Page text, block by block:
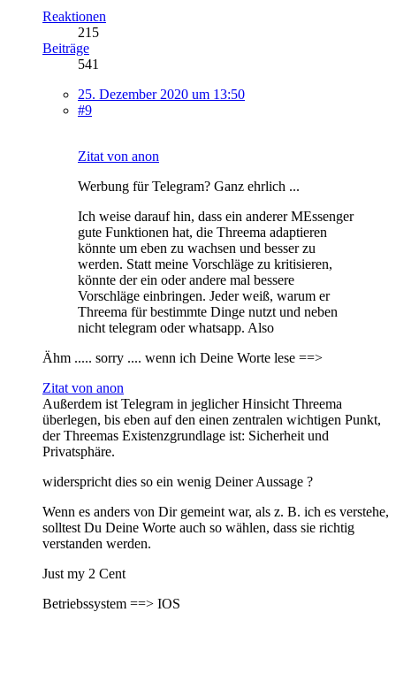
Reaktionen
215
Beiträge
541
25. Dezember 2020 um 13:50
#9
Zitat von anon
Werbung für Telegram? Ganz ehrlich ...
Ich weise darauf hin, dass ein anderer MEssenger
gute Funktionen hat, die Threema adaptieren
könnte um eben zu wachsen und besser zu
werden. Statt meine Vorschläge zu kritisieren,
könnte der ein oder andere mal bessere
Vorschläge einbringen. Jeder weiß, warum er
Threema für bestimmte Dinge nutzt und neben
nicht telegram oder whatsapp. Also
Ähm ..... sorry .... wenn ich Deine Worte lese ==>
Zitat von anon
Außerdem ist Telegram in jeglicher Hinsicht Threema
überlegen, bis eben auf den einen zentralen wichtigen Punkt,
der Threemas Existenzgrundlage ist: Sicherheit und
Privatsphäre.
widerspricht dies so ein wenig Deiner Aussage ?
Wenn es anders von Dir gemeint war, als z. B. ich es verstehe,
solltest Du Deine Worte auch so wählen, dass sie richtig
verstanden werden.
Just my 2 Cent
Betriebssystem ==> IOS